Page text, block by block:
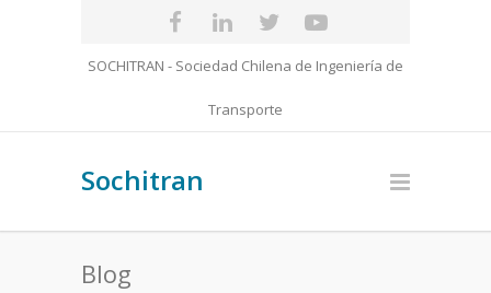
SOCHITRAN - Sociedad Chilena de Ingeniería de
Transporte
Sochitran
Blog